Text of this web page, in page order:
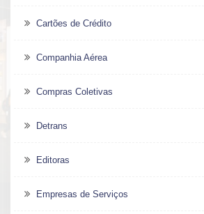
Cartões de Crédito
Companhia Aérea
Compras Coletivas
Detrans
Editoras
Empresas de Serviços